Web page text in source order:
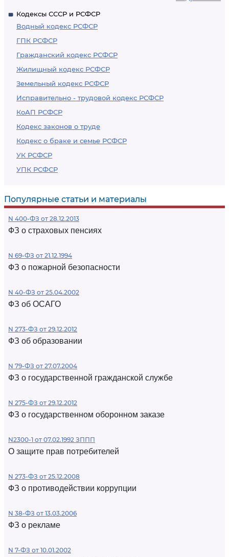
Кодексы СССР и РСФСР
Водный кодекс РСФСР
ГПК РСФСР
Гражданский кодекс РСФСР
Жилищный кодекс РСФСР
Земельный кодекс РСФСР
Исправительно - трудовой кодекс РСФСР
КоАП РСФСР
Кодекс законов о труде
Кодекс о браке и семье РСФСР
УК РСФСР
УПК РСФСР
Популярные статьи и материалы
N 400-ФЗ от 28.12.2013
ФЗ о страховых пенсиях
N 69-ФЗ от 21.12.1994
ФЗ о пожарной безопасности
N 40-ФЗ от 25.04.2002
ФЗ об ОСАГО
N 273-ФЗ от 29.12.2012
ФЗ об образовании
N 79-ФЗ от 27.07.2004
ФЗ о государственной гражданской службе
N 275-ФЗ от 29.12.2012
ФЗ о государственном оборонном заказе
N2300-1 от 07.02.1992 ЗППП
О защите прав потребителей
N 273-ФЗ от 25.12.2008
ФЗ о противодействии коррупции
N 38-ФЗ от 13.03.2006
ФЗ о рекламе
N 7-ФЗ от 10.01.2002